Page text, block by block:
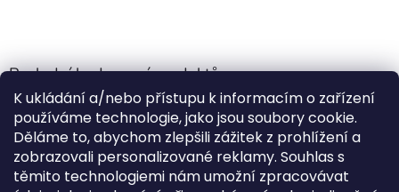
K ukládání a/nebo přístupu k informacím o zařízení
používáme technologie, jako jsou soubory cookie.
Děláme to, abychom zlepšili zážitek z prohlížení a
zobrazovali personalizované reklamy. Souhlas s
těmito technologiemi nám umožní zpracovávat
Poslední hodnocení produktů
Jehla do nádrže k nezávislému topení
Hodnocení produktu je 5 z 5 hvězdiček.
| Martin Nevrlý
ano